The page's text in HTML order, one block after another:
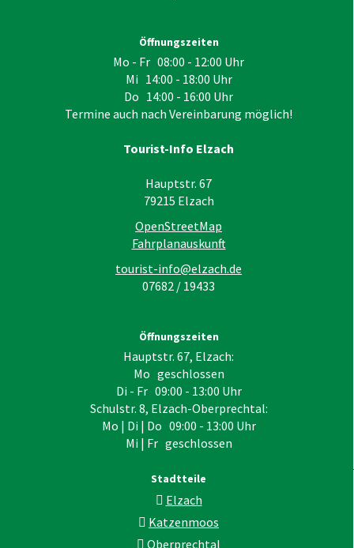
Öffnungszeiten
Mo - Fr 08:00 - 12:00 Uhr
Mi 14:00 - 18:00 Uhr
Do 14:00 - 16:00 Uhr
Termine auch nach Vereinbarung möglich!
Tourist-Info Elzach
Hauptstr. 67
79215 Elzach
OpenStreetMap
Fahrplanauskunft
tourist-info@elzach.de
07682 / 19433
Öffnungszeiten
Hauptstr. 67, Elzach:
Mo geschlossen
Di - Fr 09:00 - 13:00 Uhr
Schulstr. 8, Elzach-Oberprechtal:
Mo | Di | Do 09:00 - 13:00 Uhr
Mi | Fr geschlossen
Stadtteile
Elzach
Katzenmoos
Oberprechtal